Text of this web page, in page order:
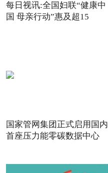
每日视讯:全国妇联“健康中
国 母亲行动”惠及超15
国家管网集团正式启用国内
首座压力能零碳数据中心